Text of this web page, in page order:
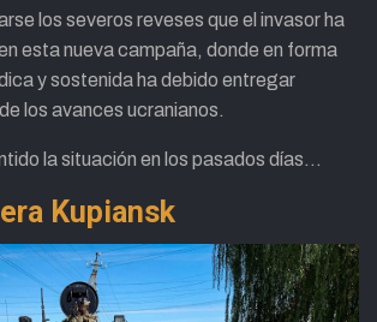
los severos reveses que el invasor ha
esta nueva campaña, donde en forma
y sostenida ha debido entregar
los avances ucranianos.
la situación en los pasados días…
Kupiansk